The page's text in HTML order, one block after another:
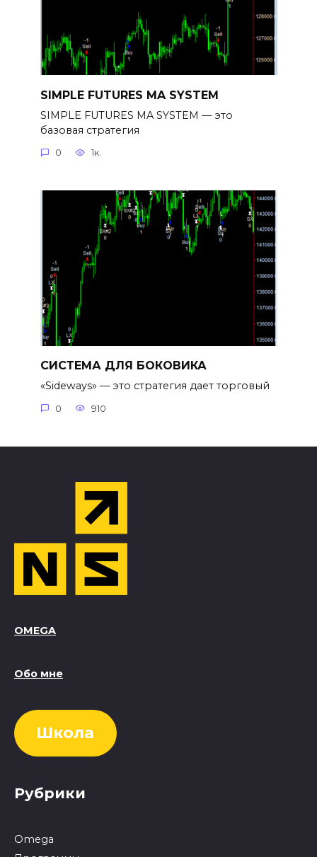
SIMPLE FUTURES MA SYSTEM
SIMPLE FUTURES MA SYSTEM — это
базовая стратегия
0 1к.
СИСТЕМА ДЛЯ БОКОВИКА
«Sideways» — это стратегия дает торговый
0 910
OMEGA
Обо мне
Школа
Рубрики
Omega